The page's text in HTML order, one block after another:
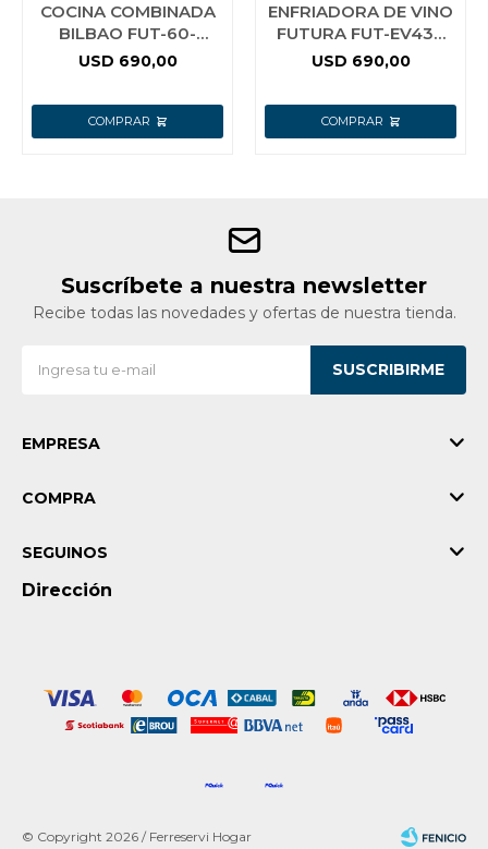
COCINA COMBINADA
BILBAO FUT-60-
CM31X FUTURA
USD 690,00
ENFRIADORA DE VINO
FUTURA FUT-EV43N
VIDRIO NEGRO
USD 690,00
Suscríbete a nuestra newsletter
Recibe todas las novedades y ofertas de nuestra tienda.
SUSCRIBIRME
EMPRESA
COMPRA
Dirección
SEGUINOS
© Copyright 2026 / Ferreservi Hogar